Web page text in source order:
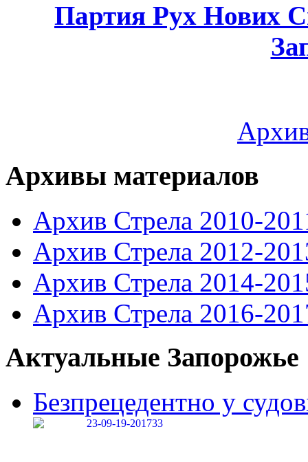
Партия Рух Нових
Архивы материалов
Архив Стрела 2010-
Архив Стрела 2012-
Архив Стрела 2014-
Архив Стрела 2016-
Актуальные Запорожье
Безпрецедентно у